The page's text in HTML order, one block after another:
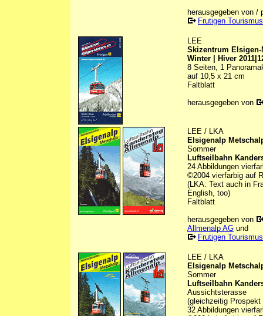
herausgegeben von
Frutigen Tourismus
LEE
Skizentrum Elsigen-
Winter | Hiver
8 Seiten, 1
auf 10,5 x 21 cm
Faltblatt
herausgegeben von
LEE / LKA
Elsigenalp
Sommer
Luftseilbahn
24 Abbildungen
©2004 vierfarbig auf
(LKA: Text auch in
English, too)
Faltblatt
herausgegeben von
Allmenalp AG und
Frutigen Tourismus
LEE / LKA
Elsigenalp
Sommer
Luftseilbahn
Aussichtsterasse
(gleichzeitig
32 Abbildungen